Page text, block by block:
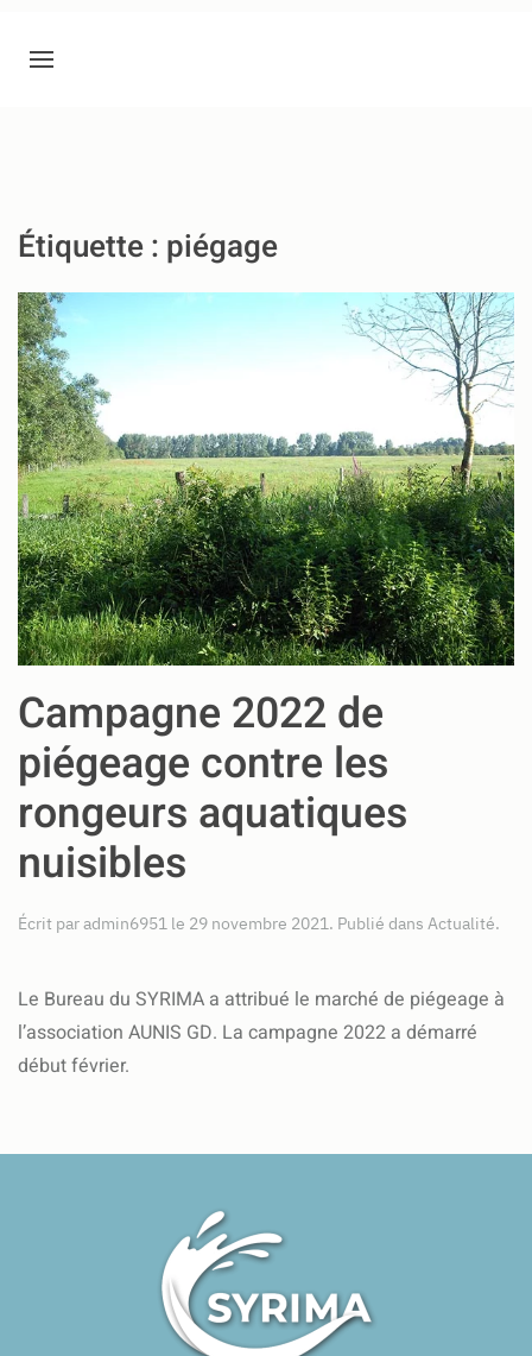
Étiquette : piégage
Campagne 2022 de
piégeage contre les
rongeurs aquatiques
nuisibles
Écrit paradmin6951 le 29 novembre 2021 . Publié dans Actualité.
Le Bureau du SYRIMA a attribué le marché de piégeage à
l’association AUNIS GD. La campagne 2022 a démarré
début février.